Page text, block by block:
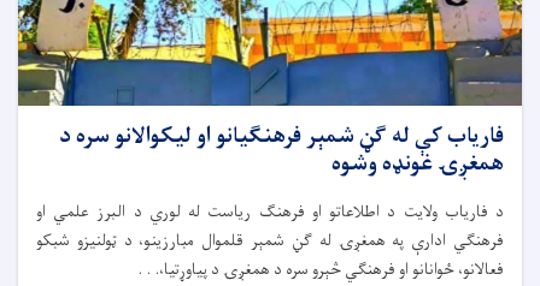
فاریاب کې له ګڼ شمېر فرهنګیانو او لیکوالانو سره د
همغږۍ غونډه وشوه
د فاریاب ولایت د اطلاعاتو او فرهنګ ریاست له لوري د البرز علمي او
فرهنګي ادارې په همغږۍ له ګڼ شمېر قلموال مبارزینو، د ټولنیزو شبکو
فعالانو، ځوانانو او فرهنګي څېرو سره د همغږۍ د پیاوړتیا،. . .